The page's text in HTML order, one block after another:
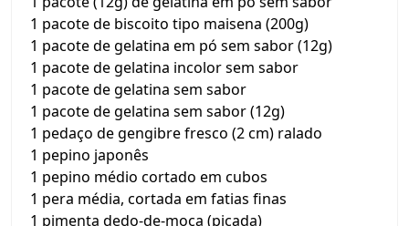
1 pacote de biscoito tipo maisena (200g)
1 pacote de gelatina em pó sem sabor (12g)
1 pacote de gelatina incolor sem sabor
1 pacote de gelatina sem sabor
1 pacote de gelatina sem sabor (12g)
1 pedaço de gengibre fresco (2 cm) ralado
1 pepino japonês
1 pepino médio cortado em cubos
1 pera média, cortada em fatias finas
1 pimenta dedo-de-moça (picada)